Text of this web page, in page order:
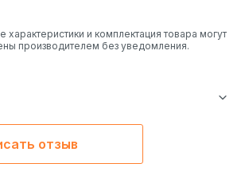
характеристики и комплектация товара могут
производителем без уведомления.
отзыв